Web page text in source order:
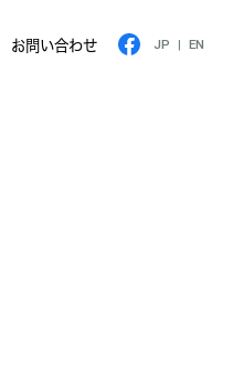
JP | EN
お問い合わせ